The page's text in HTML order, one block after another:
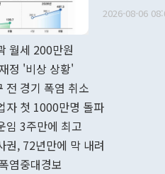
다. [정동영 통일부 장관이 지난달 23일 오후 서울 종로구 정부서울청사에
무너졌다고
함께 4자 대
료=한국은행] 한국은행이 6일 발표한 '2026년 6월 국제수지(잠정)'
며 월간 기
196.9% 급
수출은
2026-08-06
월세 200만원
정 '비상 상황'
전 경기 폭염 취소
자 첫 1000만명 돌파
임 3주만에 최고
권, 72년만에 막 내려
염중대경보